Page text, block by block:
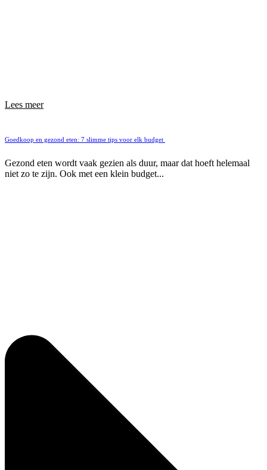
Lees meer
Goedkoop en gezond eten: 7 slimme tips voor elk budget
Gezond eten wordt vaak gezien als duur, maar dat hoeft helemaal
niet zo te zijn. Ook met een klein budget...